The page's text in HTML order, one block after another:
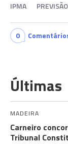
IPMA
0
Últimas
MADEIRA
Carneiro
Tribunal